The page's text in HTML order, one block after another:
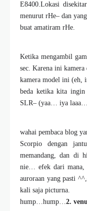
E8400.Lokasi
menurut rHe– dan
buat amatiram rHe.
Ketika mengambil
sec. Karena ini
kamera model ini (eh,
beda ketika kita ingin
SLR– (yaa… iya
wahai pembaca blog
Scorpio dengan
memandang, dan di
nie… efek dari mana,
auroraan yang pasti
kali saja picturna.
hump…hump…2.